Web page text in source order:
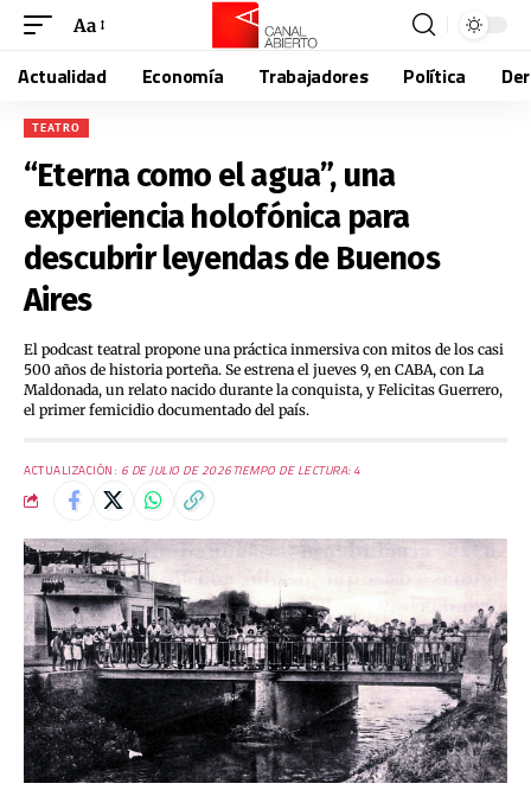
Aa
Actualidad Economía Trabajadores Política
TEATRO
“Eterna como el agua”, una
experiencia holofónica para
descubrir leyendas de Buenos
Aires
El podcast teatral propone una práctica inmersiva con mitos de los casi
500 años de historia porteña. Se estrena el jueves 9, en CABA, con La
Maldonada, un relato nacido durante la conquista, y Felicitas Guerrero,
el primer femicidio documentado del país.
ACTUALIZACIÓN: 6 DE JULIO DE 2026TIEMPO DE LECTURA: 4